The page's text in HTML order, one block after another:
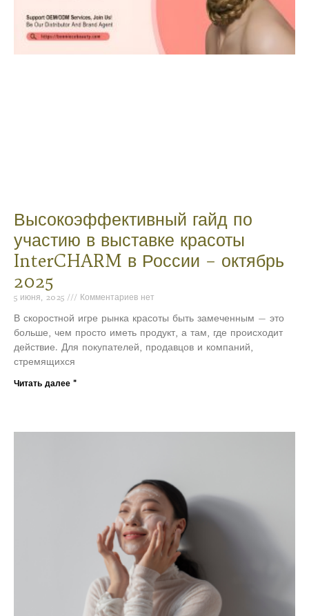
Высокоэффективный гайд по
участию в выставке красоты
InterCHARM в России – октябрь
2025
5 июня, 2025 Комментариев нет
В скоростной игре рынка красоты быть замеченным — это
больше, чем просто иметь продукт, а там, где происходит
действие. Для покупателей, продавцов и компаний,
стремящихся
Читать далее "